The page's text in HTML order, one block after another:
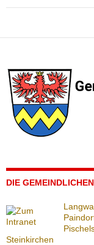
DIE
Steinkirchen